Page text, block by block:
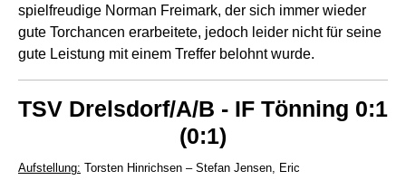
spielfreudige Norman Freimark, der sich immer wieder
gute Torchancen erarbeitete, jedoch leider nicht für seine
gute Leistung mit einem Treffer belohnt wurde.
TSV Drelsdorf/A/B - IF Tönning 0:1
(0:1)
Aufstellung: Torsten Hinrichsen – Stefan Jensen, Eric